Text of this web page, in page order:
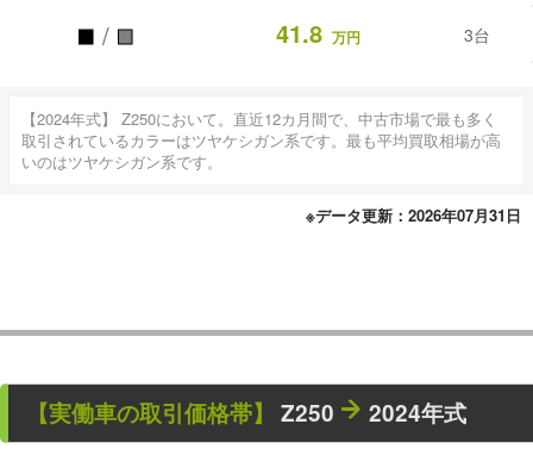
■ / ■ 41.8 万円 3台
【2024年式】 Z250において。直近12カ月間で、中古市場で最も多く
取引されているカラーはツヤケシガン系です。最も平均買取相場が高
いのはツヤケシガン系です。
※データ更新：2026年07月31日
【実働車の取引価格帯】 Z250 2024年式